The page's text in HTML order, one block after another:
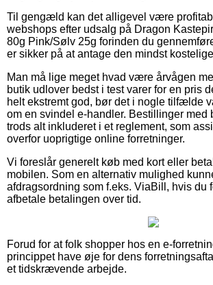
Til gengæld kan det alligevel være
webshops efter udsalg på Dragon
80g Pink/Sølv 25g forinden du
er sikker på at antage den mindst
Man må lige meget hvad være årvågen
butik udlover bedst i test varer for en pris
helt ekstremt god, bør det i nogle tilfælde
om en svindel e-handler. Bestillinger med
trods alt inkluderet i et reglement, som
overfor uoprigtige online forretninger.
Vi foreslår generelt køb med kort eller
mobilen. Som en alternativ mulighed
afdragsordning som f.eks. ViaBill, hvis du
afbetale betalingen over tid.
Forud for at folk shopper hos en e-
princippet have øje for dens
et tidskrævende arbejde.